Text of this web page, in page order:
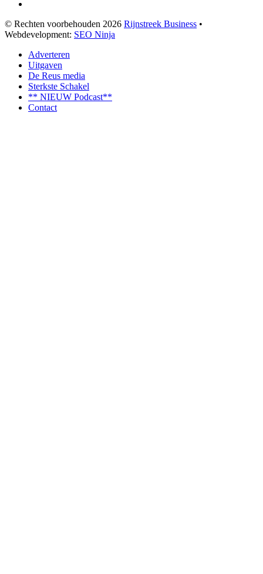
© Rechten voorbehouden 2026 Rijnstreek Business •
Webdevelopment: SEO Ninja
Adverteren
Uitgaven
De Reus media
Sterkste Schakel
** NIEUW Podcast**
Contact